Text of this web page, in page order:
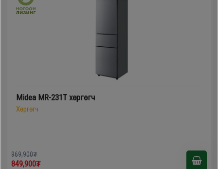
Midea MR-231T хөргөгч
Хөргөгч
969,900₮
849,900₮